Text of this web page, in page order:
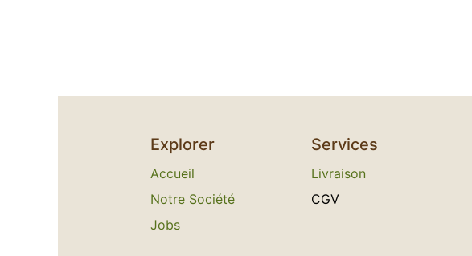
Explorer
Accueil
Notre Société
Jobs
Services
L​ivraison
C​GV